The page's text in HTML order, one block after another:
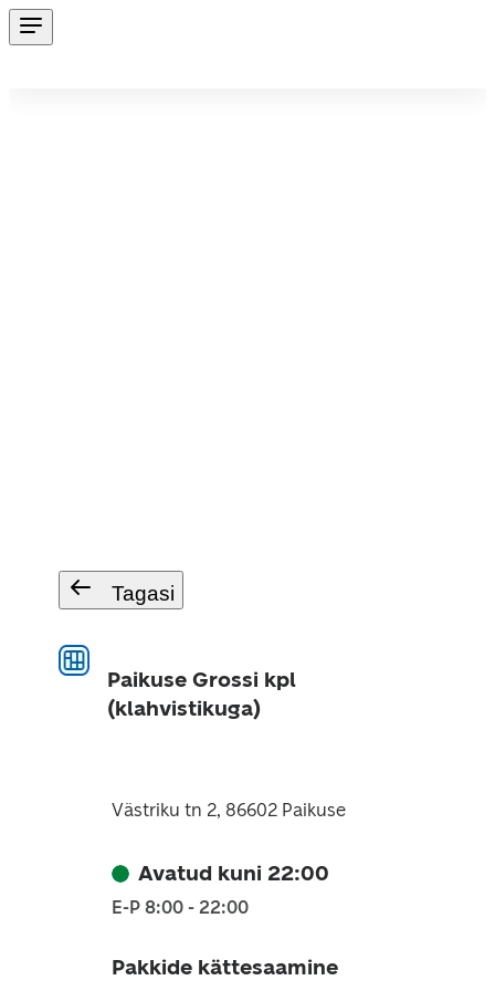
Tagasi
Paikuse Grossi kpl
(klahvistikuga)
Västriku tn 2, 86602 Paikuse
Avatud kuni 22:00
E-P 8:00 - 22:00
Pakkide kättesaamine